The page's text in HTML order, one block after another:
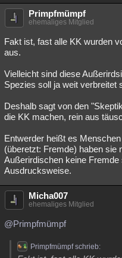
Primpfmümpf
ehemaliges Mitglied
Fakt ist, fast alle KK wurden
aus.
Vielleicht sind diese
Spezies soll ja weit verbreitet
Deshalb sagt von den
die KK machen, rein aus
Entwerder heißt es
(überetzt: Fremde) haben sie
Außerirdischen keine
Ausdrucksweise.
Micha007
ehemaliges Mitglied
@Primpfmümpf
Primpfmümpf schrieb: